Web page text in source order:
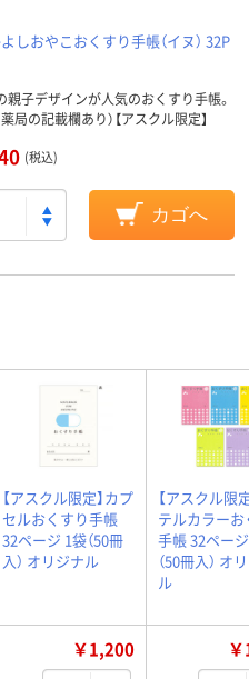
しおやこおくすり手帳（イヌ） 32P
親子デザインが人気のおくすり手帳。
局の記載欄あり）【アスクル限定】
(税込)
カゴへ
【アスクル限定】カプ
セルおくすり手帳
32ページ 1袋（50冊
入） オリジナル
【アスクル限
テルカラー
手帳 32ペー
（50冊入） オ
ル
￥1,200